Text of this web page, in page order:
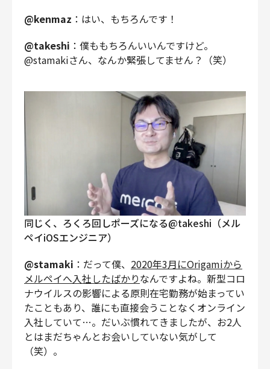
@kenmaz ：はい、もちろんです！
@takeshi ：僕ももちろんいいんですけど。
@stamakiさん、なんか緊張してません？（笑）
同じく、ろくろ回しポーズになる@takeshi（メル
ペイiOSエンジニア）
@stamaki ：だって僕、 2020年3月にOrigamiから
メルペイへ入社したばかりなんですよね。新型コロ
ナウイルスの影響による原則在宅勤務が始まってい
たこともあり、誰にも直接会うことなくオンライン
入社していて…。だいぶ慣れてきましたが、お2人
とはまだちゃんとお会いしていない気がして
（笑）。